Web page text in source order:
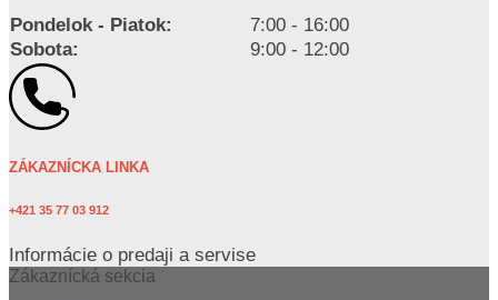
Pondelok - Piatok:
7:00 - 16:00
Sobota:
9:00 - 12:00
ZÁKAZNÍCKA LINKA
+421 35 77 03 912
Informácie o predaji a servise
Zákaznícká sekcia